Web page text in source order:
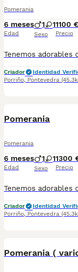
Pomerania
6 meses
Edad
1 1
Sexo
1100 €
Precio
Criador
Identidad
Porriño, Pontevedra
Pomerania
Pomerania
6 meses
Edad
1 1
Sexo
1300
Precio
Criador
Identidad
Porriño, Pontevedra
Pomerania (